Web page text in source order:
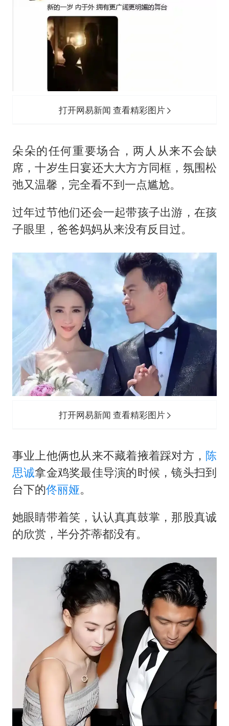
打开网易新闻 查看精彩图片
朵朵的任何重要场合，两人从来不会缺
席，十岁生日宴还大大方方同框，氛围松
弛又温馨，完全看不到一点尴尬。
过年过节他们还会一起带孩子出游，在孩
子眼里，爸爸妈妈从来没有反目过。
打开网易新闻 查看精彩图片
事业上他俩也从来不藏着掖着踩对方， 陈
思诚拿金鸡奖最佳导演的时候，镜头扫到
台下的佟丽娅。
她眼睛带着笑，认认真真鼓掌，那股真诚
的欣赏，半分芥蒂都没有。